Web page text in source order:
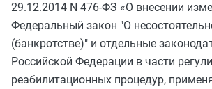
29.12.2014 N 476-ФЗ «О внесении
Федеральный закон "О
(банкротстве)" и отдельные
Российской Федерации в части
реабилитационных процедур,